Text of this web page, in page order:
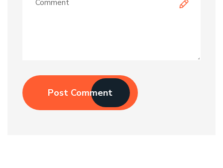
Post Comment